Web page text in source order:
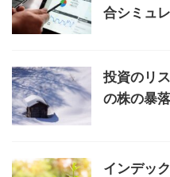
合シミュ
投資のリ
の株の暴
インデッ